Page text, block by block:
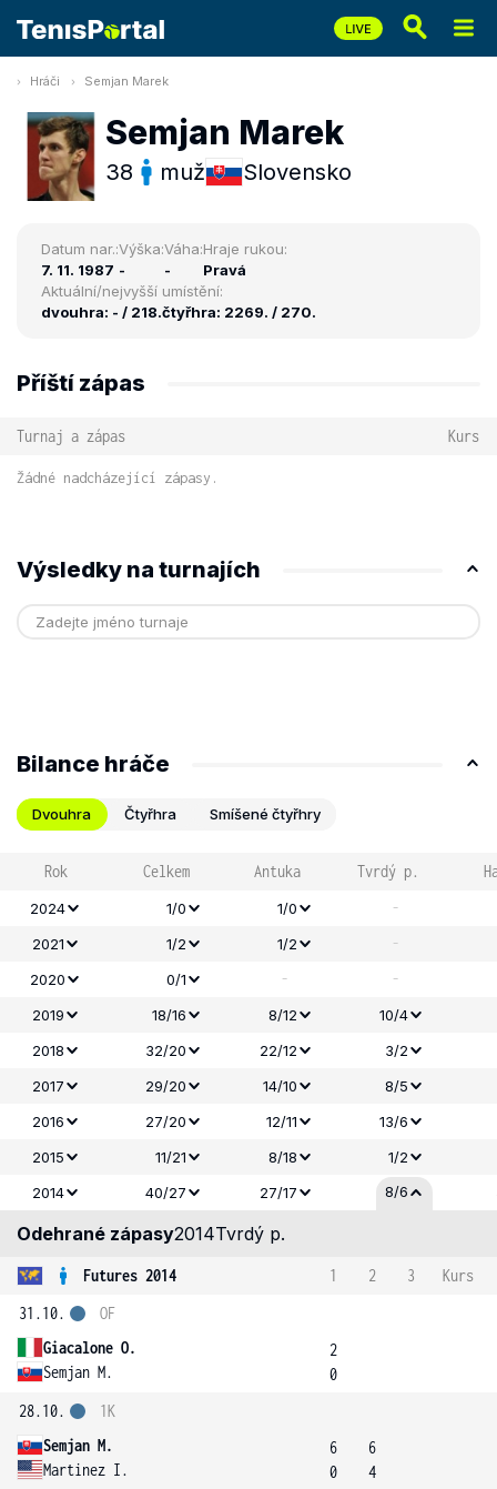
Hráči Semjan Marek
Semjan Marek
38 muž Slovensko
Datum nar.:
7. 11. 1987
Výška:
-
Váha:
-
Hraje rukou:
Pravá
Aktuální/nejvyšší umístění:
dvouhra: - / 218.čtyřhra: 2269. / 270.
Příští zápas
Turnaj a zápas Kurs
Žádné nadcházející zápasy.
Výsledky na turnajích
Bilance hráče
Dvouhra Čtyřhra Smíšené čtyřhry
Rok Celkem Antuka Tvrdý p.
2024 1/0 1/0 -
2021 1/2 1/2 -
2020 0/1 - -
2019 18/16 8/12
10/4
2018
32/20 22/12 3/2
2017
29/20 14/10 8/5
2016
27/20 12/11 13/6
2015
11/21 8/18
1/2
2014
40/27 27/17 8/6
Odehrané zápasy2014Tvrdý p.
Futures 2014 1 2 3
Kurs
31.10.
Giacalone O.
Semjan M.
OF
2
0
28.10.
Semjan M.
Martinez I.
1K
6
0
6
4